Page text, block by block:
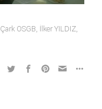
Çark OSGB İlker YILDIZ